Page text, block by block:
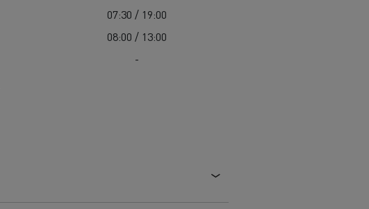
07:30 / 19:00
08:00 / 13:00
-